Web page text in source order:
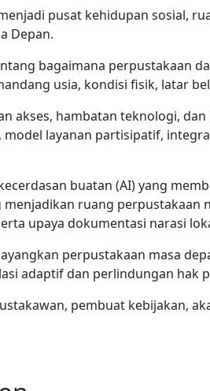
pusat kehidupan sosial,
Depan.
bagaimana perpustakaan
usia, kondisi fisik, latar
akses, hambatan teknologi,
layanan partisipatif,
buatan (AI) yang
ruang
upaya dokumentasi narasi
perpustakaan masa
adaptif dan perlindungan hak
pembuat kebijakan,